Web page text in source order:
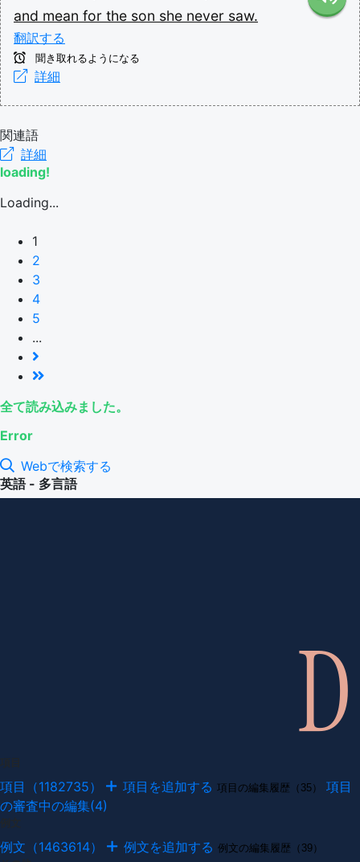
and mean for the son she never saw.
翻訳する
聞き取れるようになる
詳細
関連語
詳細
loading!
Loading...
1
2
3
4
5
...
全て読み込みました。
Error
Webで検索する
英語 - 多言語
項目（1182735） 項目を追加する 項目の編集履歴（35）
項目
の審査中の編集(4)
例文（1463614） 例文を追加する 例文の編集履歴（39）